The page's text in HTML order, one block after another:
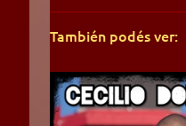
También podés ver: